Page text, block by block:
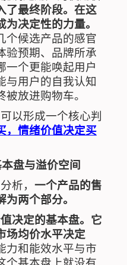
了最终阶段。在这
决定性的力量。
个候选产品的感官
验预期、品牌所承
一个更能唤起用户
与用户的自我认知
放进购物车。
以形成一个核心判
，情绪价值决定买
盘与溢价空间
析， 一个产品的售
两个部分。
决定的基本盘。它
场均价水平决定
力和能效水平与市